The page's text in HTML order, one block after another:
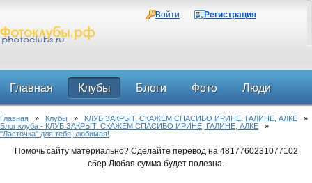
Войти Регистрация
Главная Клубы Блоги Фото Люди
Форум
Главная » Клубы » КЛУБ ЗАКРЫТ. СКАЖЕМ СПАСИБО ИРИНЕ, ГАЛИНЕ, АЛКЕ »
Блог клуба - КЛУБ ЗАКРЫТ. СКАЖЕМ СПАСИБО ИРИНЕ, ГАЛИНЕ, АЛКЕ »
"Ласточка" для тебя, любимая!
Помочь сайту материально? Сделайте перевод на 4817760231077102
сбер.Любая сумма будет полезна.